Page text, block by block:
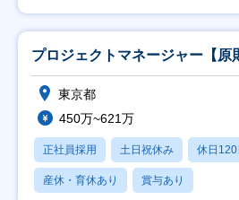
プロジェクトマネージャー【原
東京都
450万~621万
正社員採用 土日祝休み 休日120
産休・育休あり 賞与あり